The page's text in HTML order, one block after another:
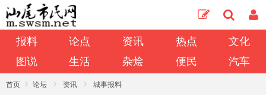
报料 论点 资讯 热点
文化
图说
生活 杂烩 便民 汽车
首页 › 论坛 › 资讯 › 城事报料